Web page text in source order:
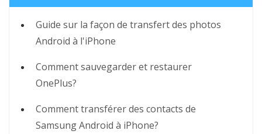
Guide sur la façon de transfert des photos
Android à l'iPhone
Comment sauvegarder et restaurer
OnePlus?
Comment transférer des contacts de
Samsung Android à iPhone?